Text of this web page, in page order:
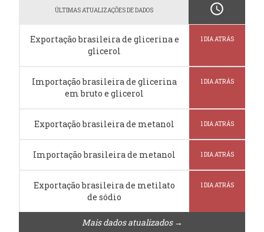
ÚLTIMAS ATUALIZAÇÕES DE DADOS schedule
Exportação brasileira de glicerina e
glicerol
1 DIA ATRÁS
Importação brasileira de glicerina
em bruto e glicerol
1 DIA ATRÁS
Exportação brasileira de metanol 1 DIA ATRÁS
Importação brasileira de metanol 1 DIA ATRÁS
Exportação brasileira de metilato
de sódio
1 DIA ATRÁS
Mais dados atualizados →